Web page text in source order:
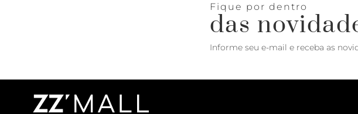
Fique por dentro
das
Informe seu e-mail e receba as